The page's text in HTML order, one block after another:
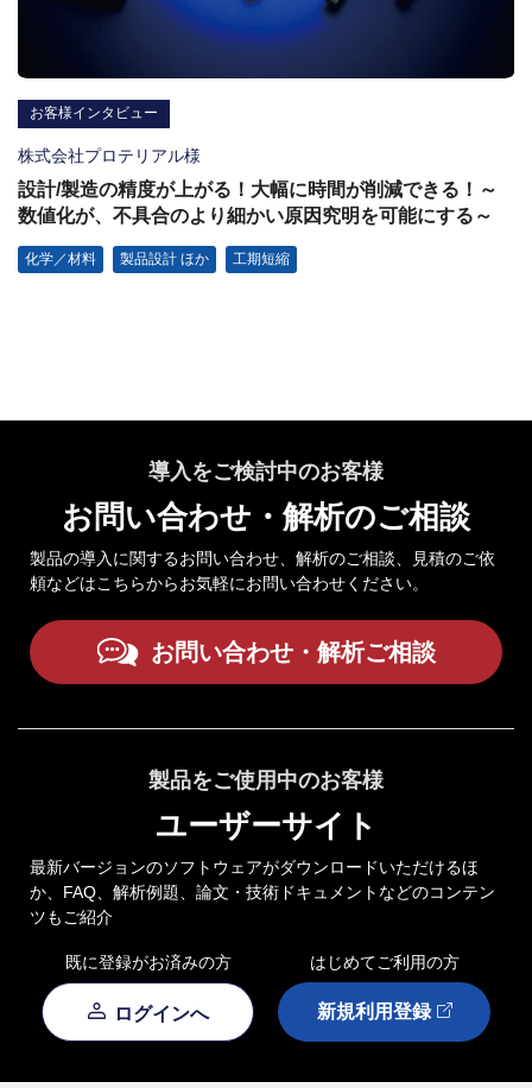
お客様インタビュー
株式会社プロテリアル様
設計/製造の精度が上がる！大幅に時間が削減できる！～
数値化が、不具合のより細かい原因究明を可能にする～
化学／材料 製品設計 ほか 工期短縮
導入をご検討中のお客様
お問い合わせ・解析のご相談
製品の導入に関するお問い合わせ、解析のご相談、見積のご依
頼などはこちらからお気軽にお問い合わせください。
お問い合わせ・解析ご相談
製品をご使用中のお客様
ユーザーサイト
最新バージョンのソフトウェアがダウンロードいただけるほ
か、FAQ、解析例題、論文・技術ドキュメントなどのコンテン
ツもご紹介
既に登録がお済みの方 はじめてご利用の方
ログインへ 新規利用登録